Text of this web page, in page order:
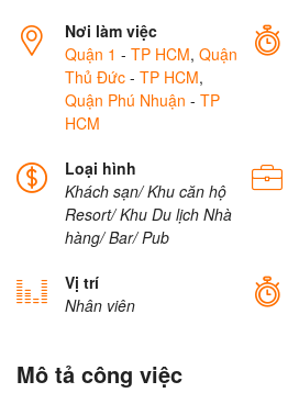
Nơi làm việc
Quận 1 - TP HCM, Quận
Thủ Đức - TP HCM,
Quận Phú Nhuận - TP
HCM
Loại hình
Khách sạn/ Khu căn hộ
Resort/ Khu Du lịch Nhà
hàng/ Bar/ Pub
Vị trí
Nhân viên
Mô tả công việc